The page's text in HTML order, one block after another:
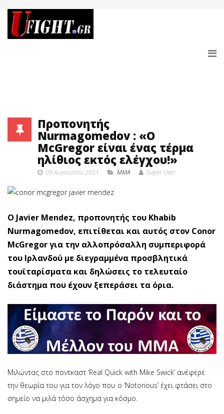
Προπονητής
Nurmagomedov : «O
McGregor είναι ένας τέρμα
ηλίθιος εκτός ελέγχου!»
09 Αυγούστου 2021 MMA Super User
O Javier Mendez, προπονητής του Khabib
Nurmagomedov, επιτίθεται και αυτός στον Conor
McGregor για την αλλοπρόσαλλη συμπεριφορά
του Ιρλανδού με διεγραμμένα προσβλητικά
τουϊταρίσματα και δηλώσεις το τελευταίο
διάστημα που έχουν ξεπεράσει τα όρια.
Μιλώντας στο ποντκαστ ‘Real Quick with Mike Swick’ ανέφερε
την θεωρία του για τον λόγο που ο ‘Notorious’ έχει φτάσει στο
σημείο να μιλά τόσο άσχημα για κόσμο.